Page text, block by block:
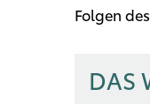
Folgen
DAS